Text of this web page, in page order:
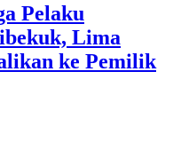
Pelaku
Lima
ke Pemilik